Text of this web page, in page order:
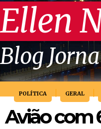
Ellen
Blog
POLÍTICA GERAL
Avião com